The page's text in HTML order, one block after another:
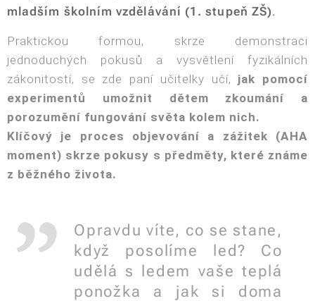
mladším školním vzdělávání (1. stupeň ZŠ).
Praktickou formou, skrze demonstraci
jednoduchých pokusů a vysvětlení fyzikálních
zákonitostí, se zde paní učitelky učí, jak pomocí
experimentů umožnit dětem zkoumání a
porozumění fungování světa kolem nich.
Klíčový je proces objevování a zážitek (AHA
moment) skrze pokusy s předměty, které známe
z běžného života.
Opravdu víte, co se stane,
když posolíme led? Co
udělá s ledem vaše teplá
ponožka a jak si doma